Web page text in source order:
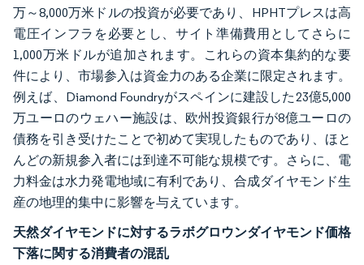
万～8,000万米ドルの投資が必要であり、HPHTプレスは高
電圧インフラを必要とし、サイト準備費用としてさらに
1,000万米ドルが追加されます。これらの資本集約的な要
件により、市場参入は資金力のある企業に限定されます。
例えば、Diamond Foundryがスペインに建設した23億5,000
万ユーロのウェハー施設は、欧州投資銀行が8億ユーロの
債務を引き受けたことで初めて実現したものであり、ほと
んどの新規参入者には到達不可能な規模です。さらに、電
力料金は水力発電地域に有利であり、合成ダイヤモンド生
産の地理的集中に影響を与えています。
天然ダイヤモンドに対するラボグロウンダイヤモンド価格
下落に関する消費者の混乱